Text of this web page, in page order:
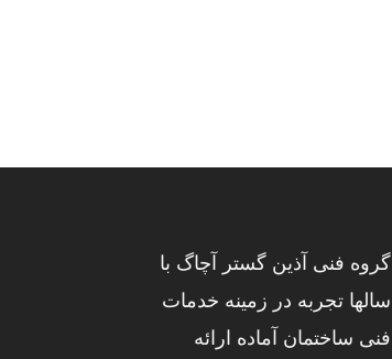
گروه فنی آذین گستر آچاگ با
سالها تجربه در زمینه خدمات
فنی ساختمان آماده ارائه